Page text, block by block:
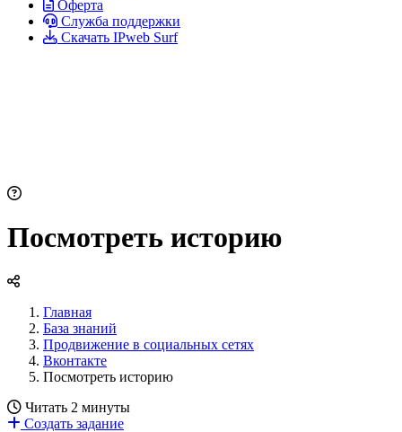
Оферта
Служба поддержки
Скачать IPweb Surf
Посмотреть историю
Главная
База знаний
Продвижение в социальных сетях
Вконтакте
Посмотреть историю
Читать 2 минуты
Создать задание